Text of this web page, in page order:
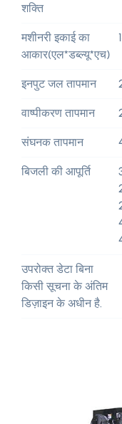
शक्ति
मशीनरी इकाई का
आकार(एल*डब्ल्यू*एच)
इनपुट जल तापमान
वाष्पीकरण तापमान
संघनक तापमान
बिजली की आपूर्ति
उपरोक्त डेटा बिना
किसी सूचना के अंतिम
डिज़ाइन के अधीन है.